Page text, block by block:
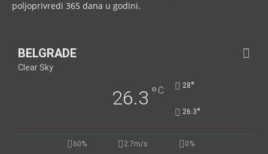
poljoprivredi 365 dana u godini.
BELGRADE
Clear Sky
26.3 °C 28°
26.3°
60% 2.7m/s 0%